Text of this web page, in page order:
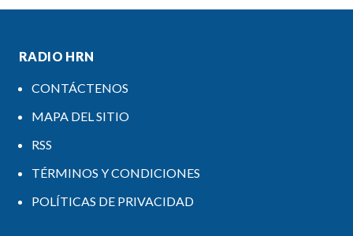
RADIO HRN
CONTÁCTENOS
MAPA DEL SITIO
RSS
TÉRMINOS Y CONDICIONES
POLÍTICAS DE PRIVACIDAD